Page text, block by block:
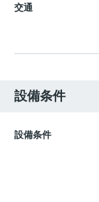
交通
設備条件
設備条件